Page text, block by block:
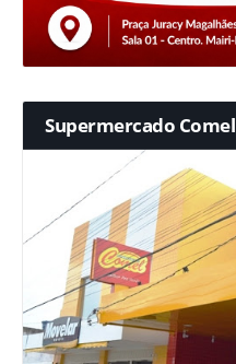
Supermercado Comel